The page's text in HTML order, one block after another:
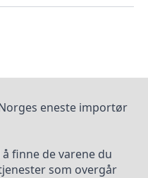
Norges eneste importør
finne de varene du
som overgår